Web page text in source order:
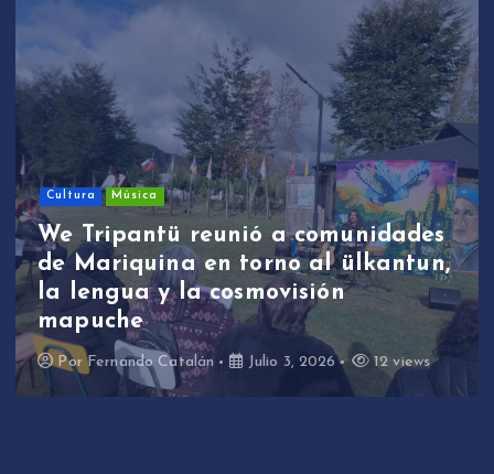
Cultura Música
We Tripantü reunió a comunidades
de Mariquina en torno al ülkantun,
la lengua y la cosmovisión
mapuche
Por Fernando Catalán Julio 3, 2026 12 views